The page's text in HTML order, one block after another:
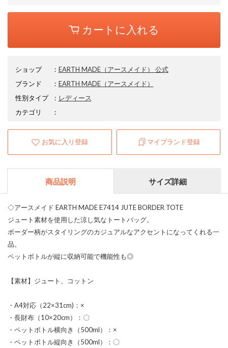
カートに入れる
ショップ ： EARTH MADE（アースメイド） 公式
ブランド
： EARTH MADE（アースメイド）
性別タイプ
： レディース
カテゴリ
：
お気に入り登録 マイブランド登録
商品説明 サイズ詳細
◇アースメイド EARTH MADE E7414 JUTE BORDER TOTE
ジュート素材を使用した涼し気なトートバッグ。
ボーダー柄がスタイリングのカジュアルなアクセントになってくれる一
品。
ペットボトルが縦に収納可能で機能性も◎
【素材】ジュート、コットン
・A4対応（22×31cm)：×
・長財布（10×20cm）：〇
・ペットボトル横向き（500ml）：×
・ペットボトル縦向き（500ml）：〇